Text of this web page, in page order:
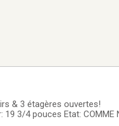
& 3 étagères ouvertes!
3/4 pouces Etat: COMME